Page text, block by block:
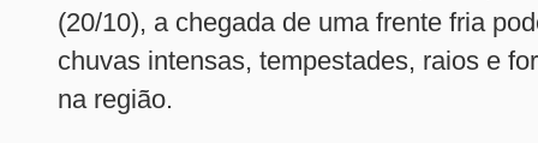
(20/10), a chegada de uma frente fria
chuvas intensas, tempestades, raios e
na região.